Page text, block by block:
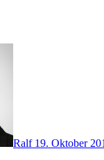
Ralf 19. Oktober